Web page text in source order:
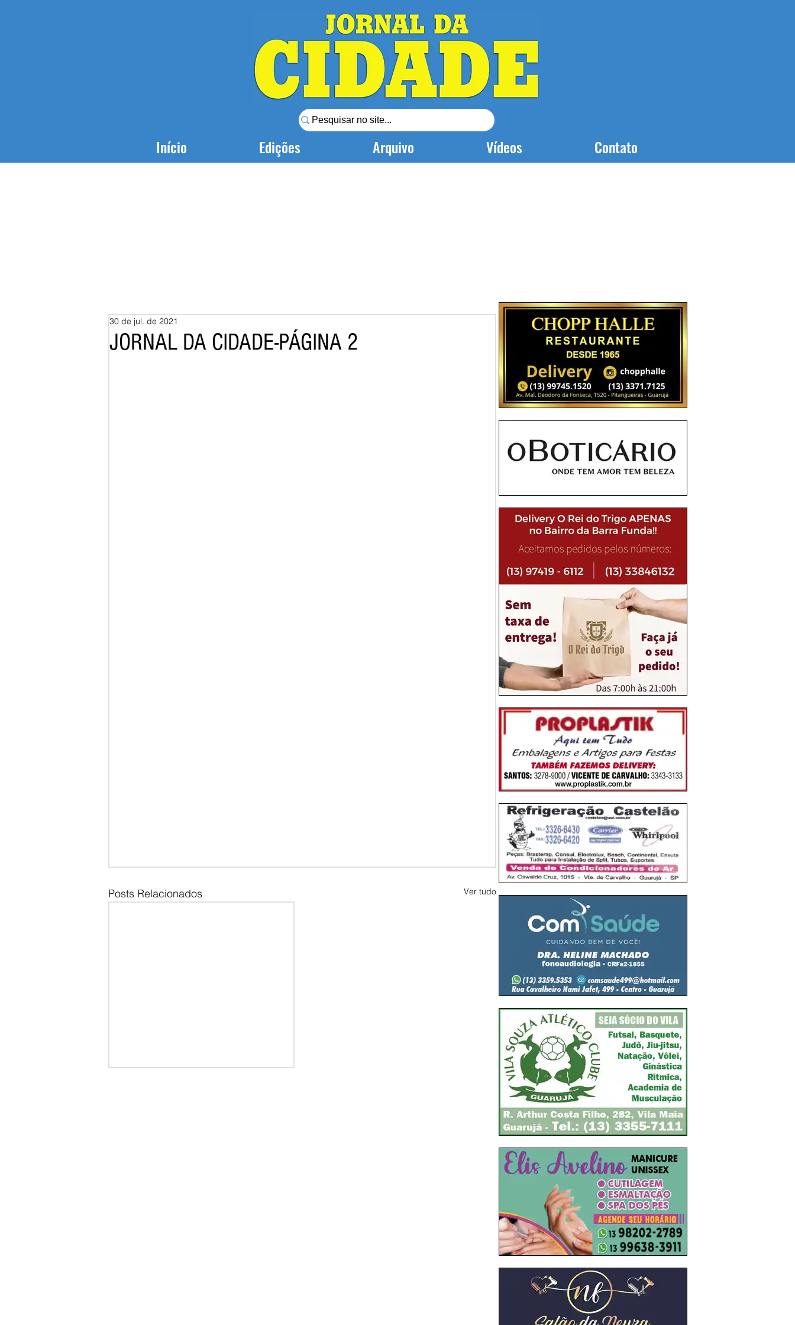
Início Edições Arquivo Vídeos Contato
JORNAL DA CIDADE-PÁGINA 2
30 de jul. de 2021
Posts Relacionados Ver tudo